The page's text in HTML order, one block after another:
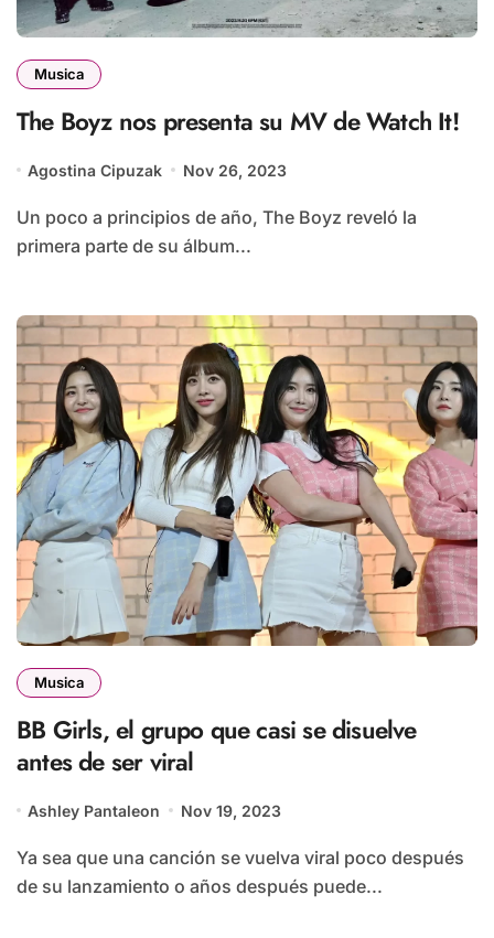
Musica
The Boyz nos presenta su MV de Watch It!
Agostina Cipuzak Nov 26, 2023
Un poco a principios de año, The Boyz reveló la
primera parte de su álbum...
Musica
BB Girls, el grupo que casi se disuelve
antes de ser viral
Ashley Pantaleon Nov 19, 2023
Ya sea que una canción se vuelva viral poco después
de su lanzamiento o años después puede...